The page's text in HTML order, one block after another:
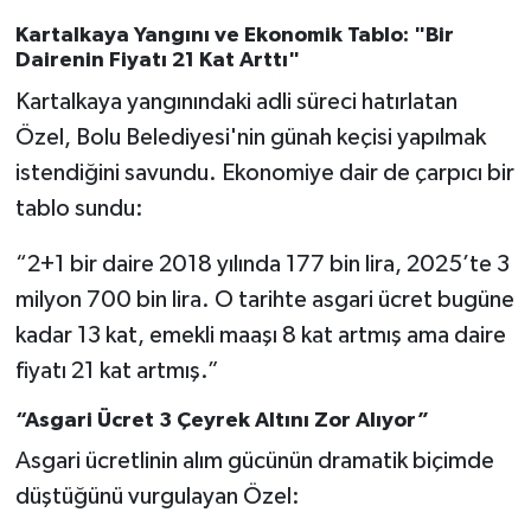
Kartalkaya Yangını ve Ekonomik Tablo: "Bir
Dairenin Fiyatı 21 Kat Arttı"
Kartalkaya yangınındaki adli süreci hatırlatan
Özel, Bolu Belediyesi'nin günah keçisi yapılmak
istendiğini savundu. Ekonomiye dair de çarpıcı bir
tablo sundu:
“2+1 bir daire 2018 yılında 177 bin lira, 2025’te 3
milyon 700 bin lira. O tarihte asgari ücret bugüne
kadar 13 kat, emekli maaşı 8 kat artmış ama daire
fiyatı 21 kat artmış.”
“Asgari Ücret 3 Çeyrek Altını Zor Alıyor”
Asgari ücretlinin alım gücünün dramatik biçimde
düştüğünü vurgulayan Özel: